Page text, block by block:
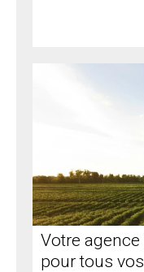
Votre
pour tous